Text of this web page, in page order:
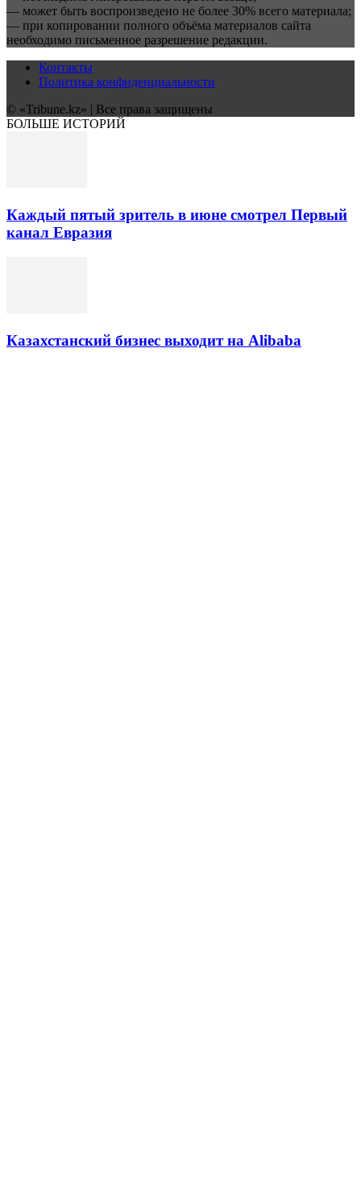
— может быть воспроизведено не более 30% всего материала;
— при копировании полного объёма материалов сайта
необходимо письменное разрешение редакции.
Контакты
Политика конфиденциальности
© «Tribune.kz» | Все права защищены
БОЛЬШЕ ИСТОРИЙ
Каждый пятый зритель в июне смотрел Первый
канал Евразия
Казахстанский бизнес выходит на Alibaba